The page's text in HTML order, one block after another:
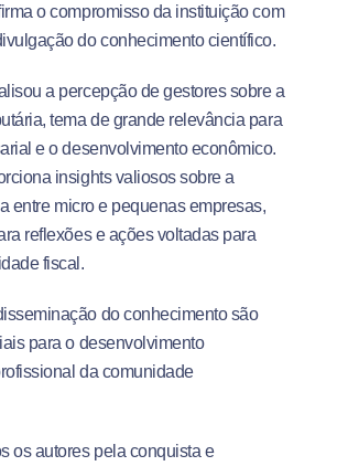
o compromisso da instituição com
do conhecimento científico.
a percepção de gestores sobre a
tema de grande relevância para
e o desenvolvimento econômico.
insights valiosos sobre a
entre micro e pequenas empresas,
reflexões e ações voltadas para
fiscal.
do conhecimento são
para o desenvolvimento
da comunidade
os autores pela conquista e